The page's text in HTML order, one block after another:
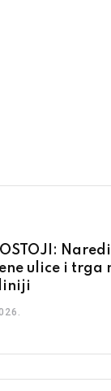
ulice i trga